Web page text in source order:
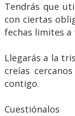
Tendrás que
con ciertas
fechas limites a
Llegarás a la
creías
contigo.